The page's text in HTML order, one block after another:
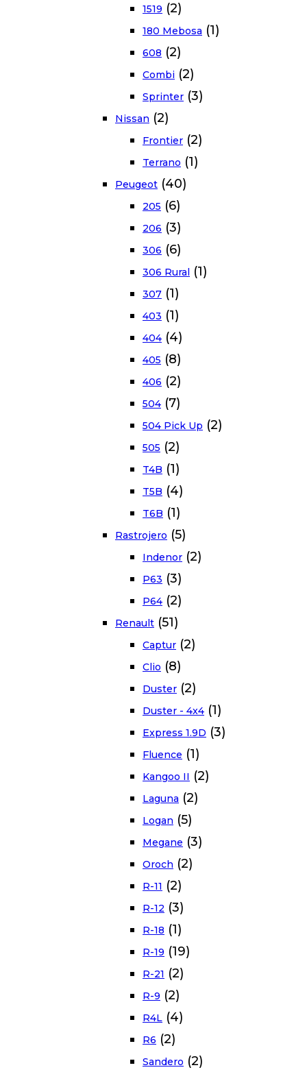
1519 (2)
180 Mebosa (1)
608 (2)
Combi (2)
Sprinter (3)
Nissan (2)
Frontier (2)
Terrano (1)
Peugeot (40)
205 (6)
206 (3)
306 (6)
306 Rural (1)
307 (1)
403 (1)
404 (4)
405 (8)
406 (2)
504 (7)
504 Pick Up (2)
505 (2)
T4B (1)
T5B (4)
T6B (1)
Rastrojero (5)
Indenor (2)
P63 (3)
P64 (2)
Renault (51)
Captur (2)
Clio (8)
Duster (2)
Duster - 4x4 (1)
Express 1.9D (3)
Fluence (1)
Kangoo II (2)
Laguna (2)
Logan (5)
Megane (3)
Oroch (2)
R-11 (2)
R-12 (3)
R-18 (1)
R-19 (19)
R-21 (2)
R-9 (2)
R4L (4)
R6 (2)
Sandero (2)